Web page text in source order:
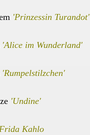
'Prinzessin Turandot'
'Alice im Wunderland'
'Rumpelstilzchen'
'Undine'
Kahlo